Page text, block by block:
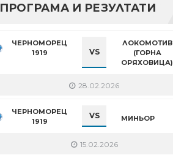
ПРОГРАМА И РЕЗУЛТАТИ
ЧЕРНОМОРЕЦ
1919
VS
ЛОКОМОТИВ
(ГОРНА
ОРЯХОВИЦА)
28.02.2026
ЧЕРНОМОРЕЦ
1919
VS МИНЬОР
15.02.2026